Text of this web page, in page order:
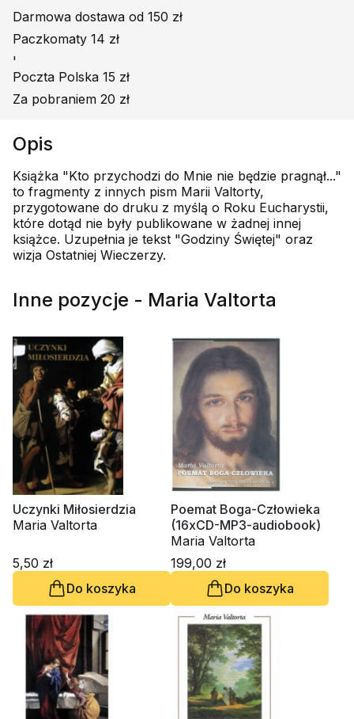
Darmowa dostawa od 150 zł
Paczkomaty 14 zł
'
Poczta Polska 15 zł
Za pobraniem 20 zł
Opis
Książka "Kto przychodzi do Mnie nie będzie pragnął..."
to fragmenty z innych pism Marii Valtorty,
przygotowane do druku z myślą o Roku Eucharystii,
które dotąd nie były publikowane w żadnej innej
książce. Uzupełnia je tekst "Godziny Świętej" oraz
wizja Ostatniej Wieczerzy.
Inne pozycje - Maria Valtorta
Uczynki Miłosierdzia
Maria Valtorta
5,50 zł
Do koszyka
Poemat Boga-Człowieka
(16xCD-MP3-audiobook)
Maria Valtorta
199,00 zł
Do koszyka